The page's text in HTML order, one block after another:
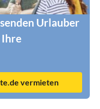
Urlauber
Ihre
vermieten